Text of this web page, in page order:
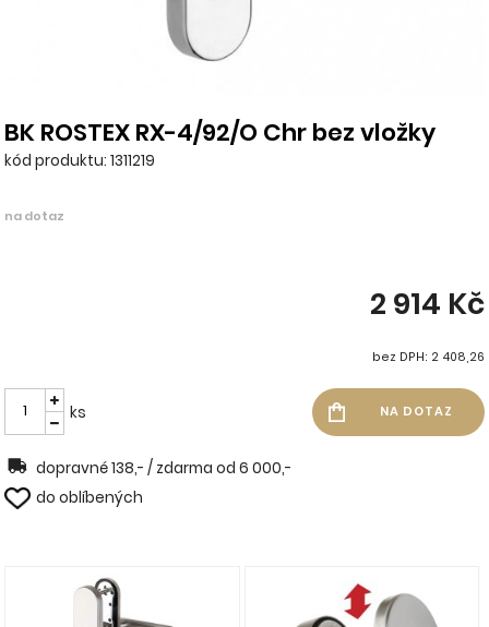
BK ROSTEX RX-4/92/O Chr bez vložky
kód produktu: 1311219
na dotaz
2 914 Kč
bez DPH: 2 408,26
ks
dopravné 138,- / zdarma od 6 000,-
do oblíbených